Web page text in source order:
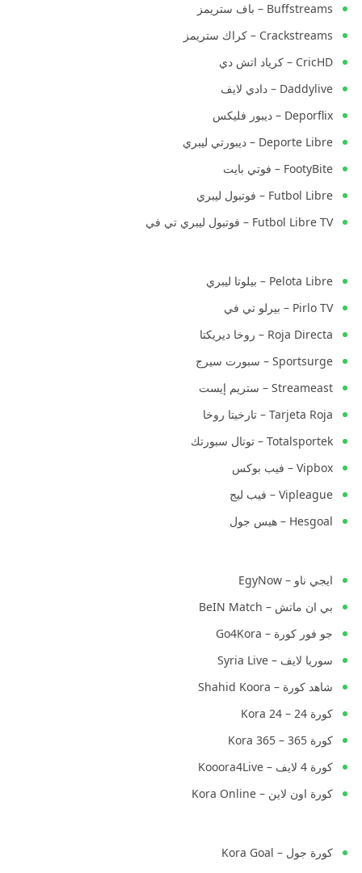
Buffstreams – باف ستريمز
Crackstreams – كراك ستريمز
CricHD – كرياد اتش دي
Daddylive – دادي لايف
Deporflix – ديبور فليكس
Deporte Libre – ديبورتي ليبري
FootyBite – فوتي بايت
Futbol Libre – فوتبول ليبري
Futbol Libre TV – فوتبول ليبري تي في
Pelota Libre – بيلوتا ليبري
Pirlo TV – بيرلو تي في
Roja Directa – روخا ديريكتا
Sportsurge – سبورت سيرج
Streameast – ستريم إيست
Tarjeta Roja – تارخيتا روخا
Totalsportek – توتال سبورتك
Vipbox – فيب بوكس
Vipleague – فيب ليج
Hesgoal – هيس جول
ايجي ناو – EgyNow
بي ان ماتش – BeIN Match
جو فور كورة – Go4Kora
سوريا لايف – Syria Live
شاهد كورة – Shahid Koora
كورة 24 – Kora 24
كورة 365 – Kora 365
كورة 4 لايف – Kooora4Live
كورة اون لاين – Kora Online
كورة جول – Kora Goal